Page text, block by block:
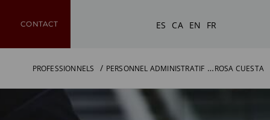
CONTACT ES CA EN FR
PROFESSIONNELS PERSONNEL ADMINISTRATIF ROSA CUESTA